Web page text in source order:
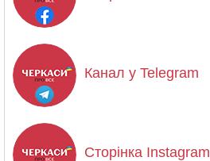
Канал у Telegram
Сторінка Instagram